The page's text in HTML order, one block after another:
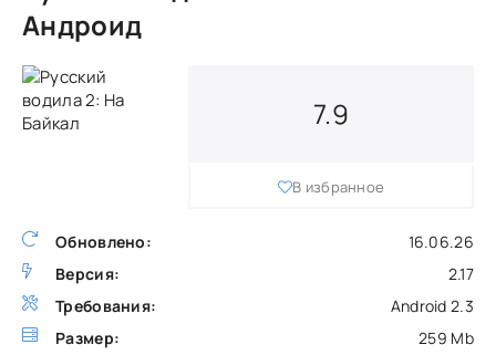
Андроид
Обновлено:
16.06.26
Версия:
2.17
Требования:
Android 2.3
Размер:
259 Mb
7.9
В избранное